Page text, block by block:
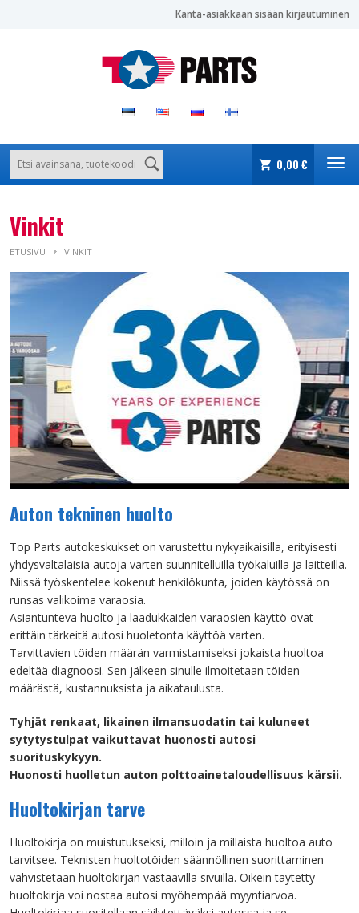
Kanta-asiakkaan sisään kirjautuminen
0,00 €
Vinkit
ETUSIVU VINKIT
Auton tekninen huolto
Top Parts autokeskukset on varustettu nykyaikaisilla, erityisesti
yhdysvaltalaisia autoja varten suunnitelluilla työkaluilla ja laitteilla.
Niissä työskentelee kokenut henkilökunta, joiden käytössä on
runsas valikoima varaosia.
Asiantunteva huolto ja laadukkaiden varaosien käyttö ovat
erittäin tärkeitä autosi huoletonta käyttöä varten.
Tarvittavien töiden määrän varmistamiseksi jokaista huoltoa
edeltää diagnoosi. Sen jälkeen sinulle ilmoitetaan töiden
määrästä, kustannuksista ja aikataulusta.
Tyhjät renkaat, likainen ilmansuodatin tai kuluneet
sytytystulpat vaikuttavat huonosti autosi
suorituskykyyn.
Huonosti huolletun auton polttoainetaloudellisuus kärsii.
Huoltokirjan tarve
Huoltokirja on muistutukseksi, milloin ja millaista huoltoa auto
tarvitsee. Teknisten huoltotöiden säännöllinen suorittaminen
vahvistetaan huoltokirjan vastaavilla sivuilla. Oikein täytetty
huoltokirja voi nostaa autosi myöhempää myyntiarvoa.